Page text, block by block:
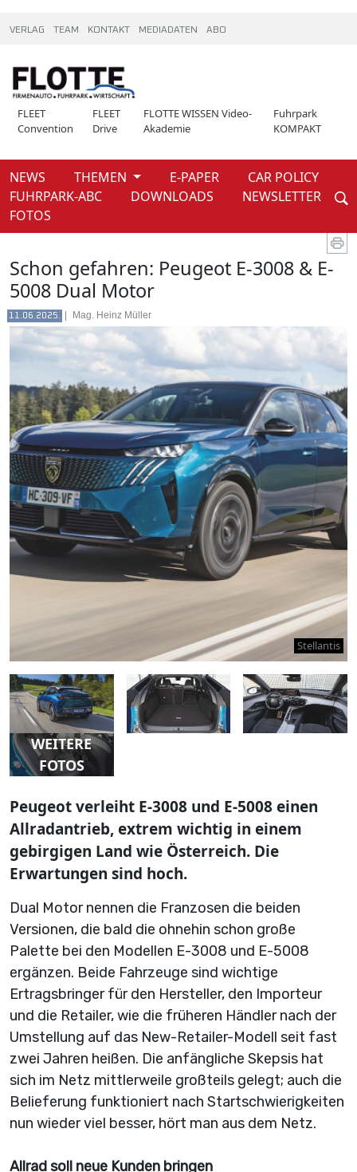
VERLAG TEAM KONTAKT MEDIADATEN ABO
FLEET
Convention
FLEET
Drive
FLOTTE WISSEN Video-
Akademie
Fuhrpark
KOMPAKT
NEWS THEMEN E-PAPER
CAR POLICY
FUHRPARK-ABC
DOWNLOADS
NEWSLETTER
FOTOS
Weiter
News
Schon gefahren: Peugeot E-3008 & E-
5008 Dual Motor
11.06.2025. Mag. Heinz Müller
Stellantis
WEITERE
FOTOS
Peugeot verleiht E-3008 und E-5008 einen
Allradantrieb, extrem wichtig in einem
gebirgigen Land wie Österreich. Die
Erwartungen sind hoch.
Dual Motor nennen die Franzosen die beiden
Versionen, die bald die ohnehin schon große
Palette bei den Modellen E-3008 und E-5008
ergänzen. Beide Fahrzeuge sind wichtige
Ertragsbringer für den Hersteller, den Importeur
und die Retailer, wie die früheren Händler nach der
Umstellung auf das New-Retailer-Modell seit fast
zwei Jahren heißen. Die anfängliche Skepsis hat
sich im Netz mittlerweile großteils gelegt; auch die
Belieferung funktioniert nach Startschwierigkeiten
nun wieder viel besser, hört man aus dem Netz.
Allrad soll neue Kunden bringen